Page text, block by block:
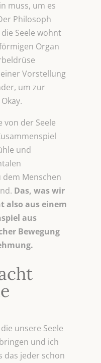
muss, um es
Philosoph
Seele wohnt
Organ
Vorstellung
um zur
von der Seele
und
dem Menschen
Das, was wir
also aus einem
aus
Bewegung
unsere Seele
und ich
das jeder schon